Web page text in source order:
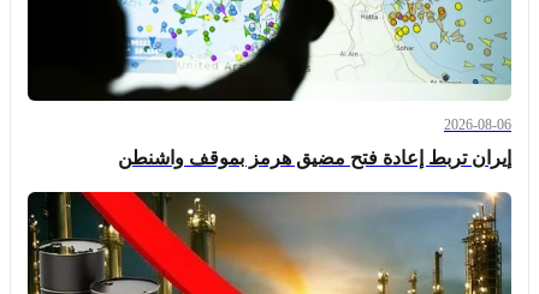
2026-08-06
إيران تربط إعادة فتح مضيق هرمز بموقف واشنطن